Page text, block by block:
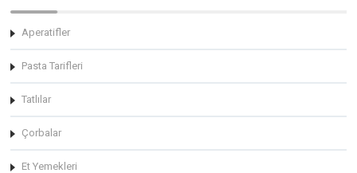
Aperatifler
Pasta Tarifleri
Tatlılar
Çorbalar
Et Yemekleri